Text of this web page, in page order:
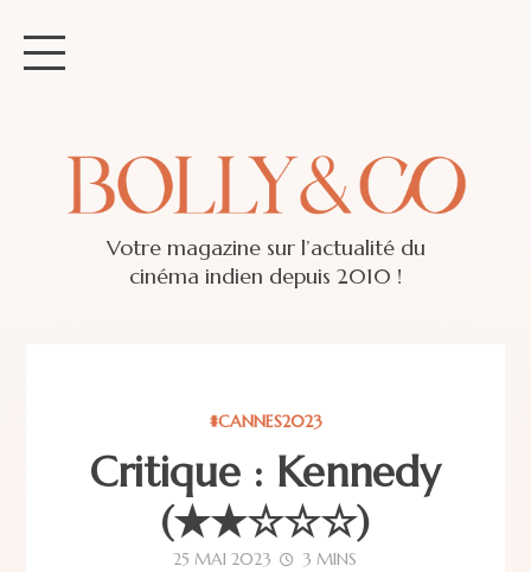
Votre magazine sur l’actualité du
cinéma indien depuis 2010 !
#CANNES2023
Critique : Kennedy
(★★☆☆☆)
25 MAI 2023 3 MINS